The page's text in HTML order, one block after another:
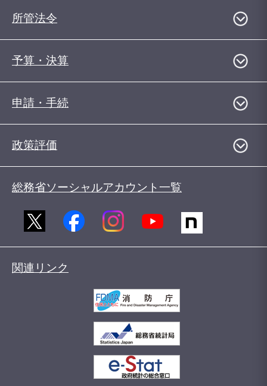
所管法令
予算・決算
申請・手続
政策評価
総務省ソーシャルアカウント一覧
関連リンク